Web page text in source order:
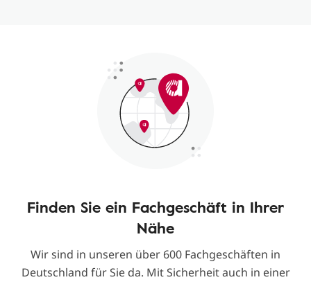
Finden Sie ein Fachgeschäft in Ihrer
Nähe
Wir sind in unseren über 600 Fachgeschäften in
Deutschland für Sie da. Mit Sicherheit auch in einer